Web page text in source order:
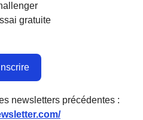
gratuite
newsletters précédentes :